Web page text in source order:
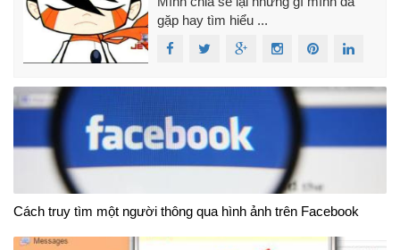
gặp hay tìm hiểu ...
Cách truy tìm một người thông qua hình ảnh trên Facebook